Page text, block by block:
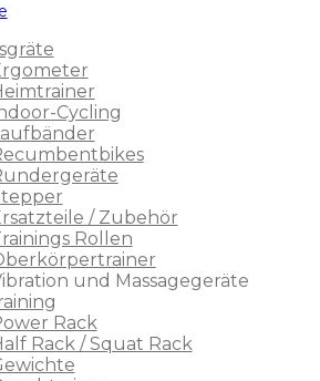
Cycling
/ Zubehör
Rollen
und Massagegeräte
Rack
Rack / Squat Rack